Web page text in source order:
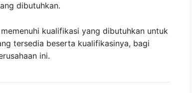
dibutuhkan.
kualifikasi yang dibutuhkan untuk
tersedia beserta kualifikasinya, bagi
ini.